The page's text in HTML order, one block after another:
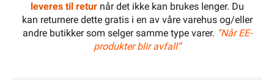
leveres til returnår det ikke kan brukes lenger. Du
kan returnere dette gratis i en av våre varehus og/eller
andre butikker som selger samme type varer. “Når EE-
produkter blir avfall”